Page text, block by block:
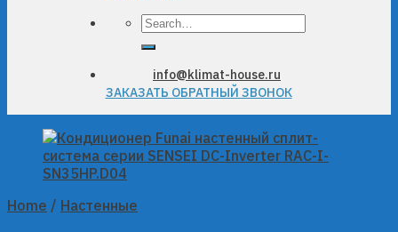
Search
info@klimat-house.ru
ЗАКАЗАТЬ ОБРАТНЫЙ ЗВОНОК
Home / Настенные